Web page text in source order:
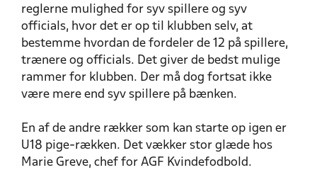
reglerne mulighed for syv spillere og syv
officials, hvor det er op til klubben selv, at
bestemme hvordan de fordeler de 12 på spillere,
trænere og officials. Det giver de bedst mulige
rammer for klubben. Der må dog fortsat ikke
være mere end syv spillere på bænken.
En af de andre rækker som kan starte op igen er
U18 pige-rækken. Det vækker stor glæde hos
Marie Greve, chef for AGF Kvindefodbold.